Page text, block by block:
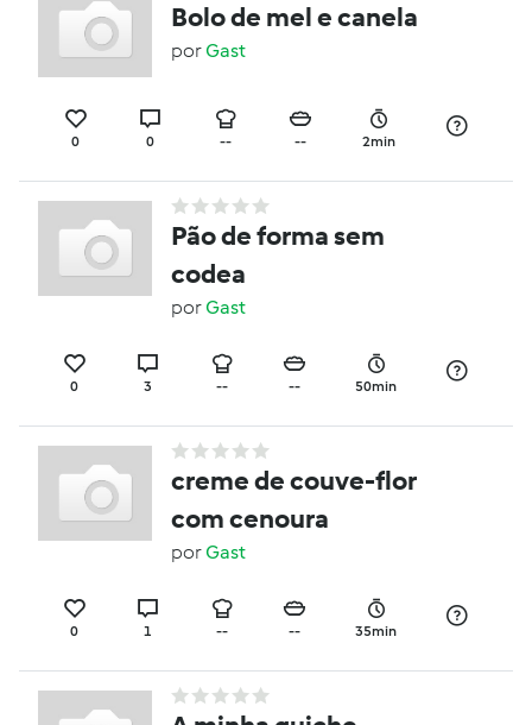
Bolo de mel e canela
porGast
0 0 -- -- 2min
Pão de forma sem
codea
porGast
0 3 -- -- 50min
creme de couve-flor
com cenoura
porGast
0 1 -- -- 35min